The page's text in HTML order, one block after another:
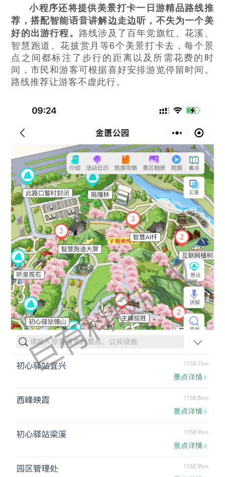
小程序还将提供美景打卡一日游精品路线推
荐，搭配智能语音讲解边走边听，不失为一个美
好的出游行程。 路线涉及了百年党旗红、花溪、
智慧跑道、花披赏月等6个美景打卡去，每个景
点之间都标注了步行的距离以及所需花费的时
间，市民和游客可根据喜好安排游览停留时间。
路线推荐让游客不虚此行。